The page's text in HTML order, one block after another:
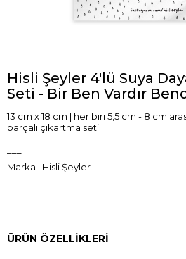
Hisli Şeyler 4'lü Suya
Seti - Bir Ben Vardır
13 cm x 18 cm | her biri 5,5 cm - 8 cm
parçalı çıkartma seti.
Marka : Hisli Şeyler
ÜRÜN ÖZELLIKLERI